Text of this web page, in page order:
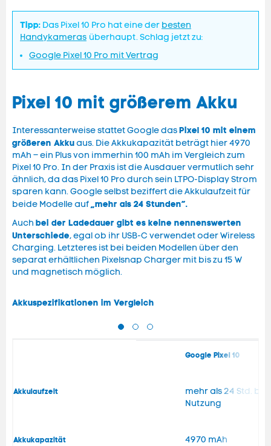
Tipp: Das Pixel 10 Pro hat eine der besten
Handykameras überhaupt. Schlag jetzt zu:
Google Pixel 10 Pro mit Vertrag
Pixel 10 mit größerem Akku
Interessanterweise stattet Google dasPixel 10 mit einem
größeren Akkuaus. Die Akkukapazität beträgt hier 4970
mAh – ein Plus von immerhin 100 mAh im Vergleich zum
Pixel 10 Pro. In der Praxis ist die Ausdauer vermutlich sehr
ähnlich, da das Pixel 10 Pro durch sein LTPO-Display Strom
sparen kann. Google selbst beziffert die Akkulaufzeit für
beide Modelle auf„mehr als 24 Stunden“.
Auch bei der Ladedauer gibt es keine nennenswerten
Unterschiede, egal ob ihr USB-C verwendet oder Wireless
Charging. Letzteres ist bei beiden Modellen über den
separat erhältlichen Pixelsnap Charger mit bis zu 15 W
und magnetisch möglich.
Akkuspezifikationen im Vergleich
Google Pixel 10
Akkulaufzeit
mehr als 24 Std.
Nutzung
Akkukapazität 4970 mAh